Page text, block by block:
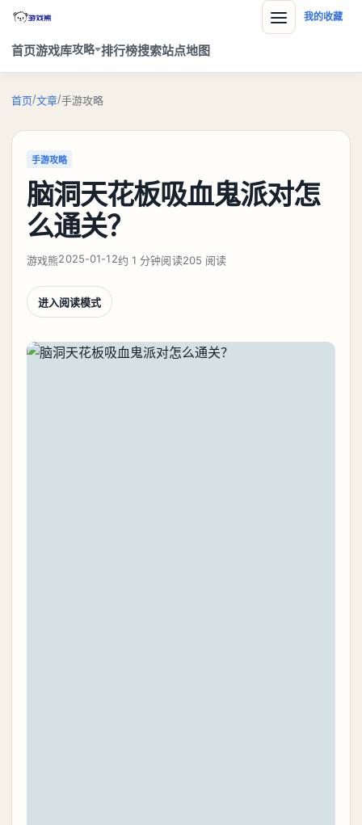
首页游戏库攻略 排行榜搜索站点地图
我的收藏
首页/文章/手游攻略
手游攻略
脑洞天花板吸血鬼派对怎
么通关？
游戏熊2025-01-12约 1 分钟阅读205 阅读
进入阅读模式